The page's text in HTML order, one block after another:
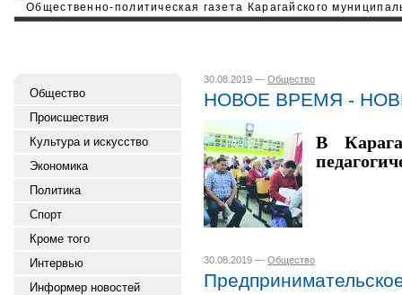
Общественно-политическая газета Карагайского
Общество
Происшествия
Культура и искусство
Экономика
Политика
Спорт
Кроме того
Интервью
Информер новостей
30.08.2019 — Общество
НОВОЕ ВРЕМЯ -
В
30.08.2019 — Общество